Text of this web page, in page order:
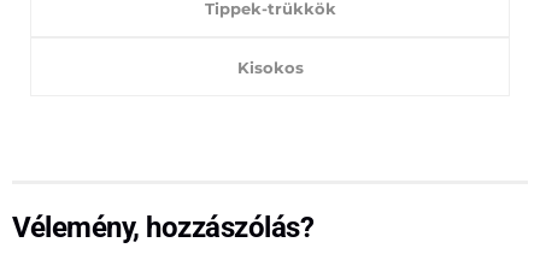
Tippek-trükkök
Kisokos
Vélemény, hozzászólás?